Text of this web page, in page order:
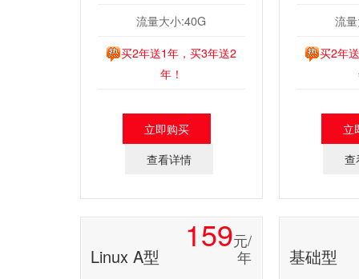
流量大小:40G
买2年送1年，买3年送2
年！
立即购买
查看详情
流
买2年
立
查
Linux A型
159元/
年
基础型